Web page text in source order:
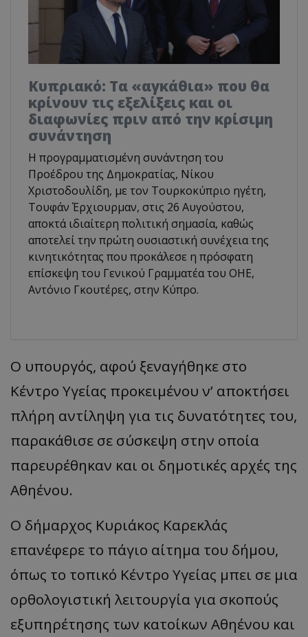
Κυπριακό: Τα «αγκάθια» που θα
κρίνουν τις εξελίξεις και οι
διαφωνίες πριν από την κρίσιμη
συνάντηση
Η προγραμματισμένη συνάντηση του
Προέδρου της Δημοκρατίας, Νίκου
Χριστοδουλίδη, με τον Τουρκοκύπριο ηγέτη,
Τουφάν Έρχιουρμαν, στις 26 Αυγούστου,
αποκτά ιδιαίτερη πολιτική σημασία, καθώς
αποτελεί την πρώτη ουσιαστική συνέχεια της
κινητικότητας που προκάλεσε η πρόσφατη
επίσκεψη του Γενικού Γραμματέα του ΟΗΕ,
Αντόνιο Γκουτέρες, στην Κύπρο.
Ο υπουργός, αφού ξεναγήθηκε στο
Κέντρο Υγείας προκειμένου ν’ αποκτήσει
πλήρη αντίληψη για τις δυνατότητες του,
παρακάθισε σε σύσκεψη στην οποία
παρευρέθηκαν και οι δημοτικές αρχές της
Αθηένου.
Ο δήμαρχος Κυριάκος Καρεκλάς
επανέφερε το πάγιο αίτημα του δήμου,
όπως το τοπικό Κέντρο Υγείας μπει σε μια
ορθολογιστική λειτουργία για σκοπούς
εξυπηρέτησης των κατοίκων Αθηένου και